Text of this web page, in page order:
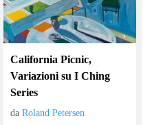
California Picnic,
Variazioni su I Ching
Series
daRoland Petersen